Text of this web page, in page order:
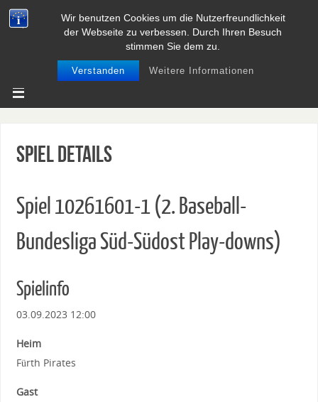
Wir benutzen Cookies um die Nutzerfreundlichkeit
der Webseite zu verbessen. Durch Ihren Besuch
stimmen Sie dem zu.
Verstanden Weitere Informationen
BASEBALL UND SOFTBALL IN
NIEDERSACHSEN
Spiel Details
Spiel 10261601-1 (2. Baseball-
Bundesliga Süd-Südost Play-downs)
Spielinfo
03.09.2023 12:00
Heim
Fürth Pirates
Gast